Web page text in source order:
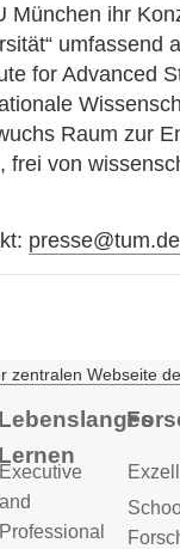
München ihr
umfassend
for Advanced
Raum zur
frei von
presse@tum.de
zentralen Webseite
Lebenslanges
Lernen
Executive
and
Professional